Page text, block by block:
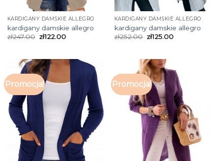
KARDIGANY DAMSKIE ALLEGRO
kardigany damskie allegro
zł247.00 zł122.00
KARDIGANY DAMSKIE ALLEGRO
kardigany damskie allegro
zł252.00 zł125.00
Promocja! Promocja!